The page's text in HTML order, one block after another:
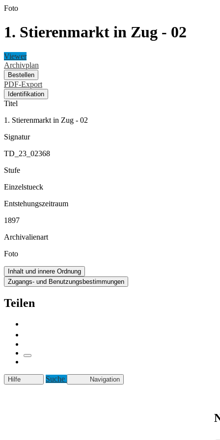
Foto
1. Stierenmarkt in Zug - 02
Viewer
Archivplan
Bestellen
PDF-Export
Identifikation
Titel
1. Stierenmarkt in Zug - 02
Signatur
TD_23_02368
Stufe
Einzelstueck
Entstehungszeitraum
1897
Archivalienart
Foto
Inhalt und innere Ordnung
Zugangs- und Benutzungsbestimmungen
Teilen
Hilfe Suche Navigation